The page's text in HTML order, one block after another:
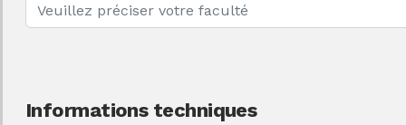
Informations techniques